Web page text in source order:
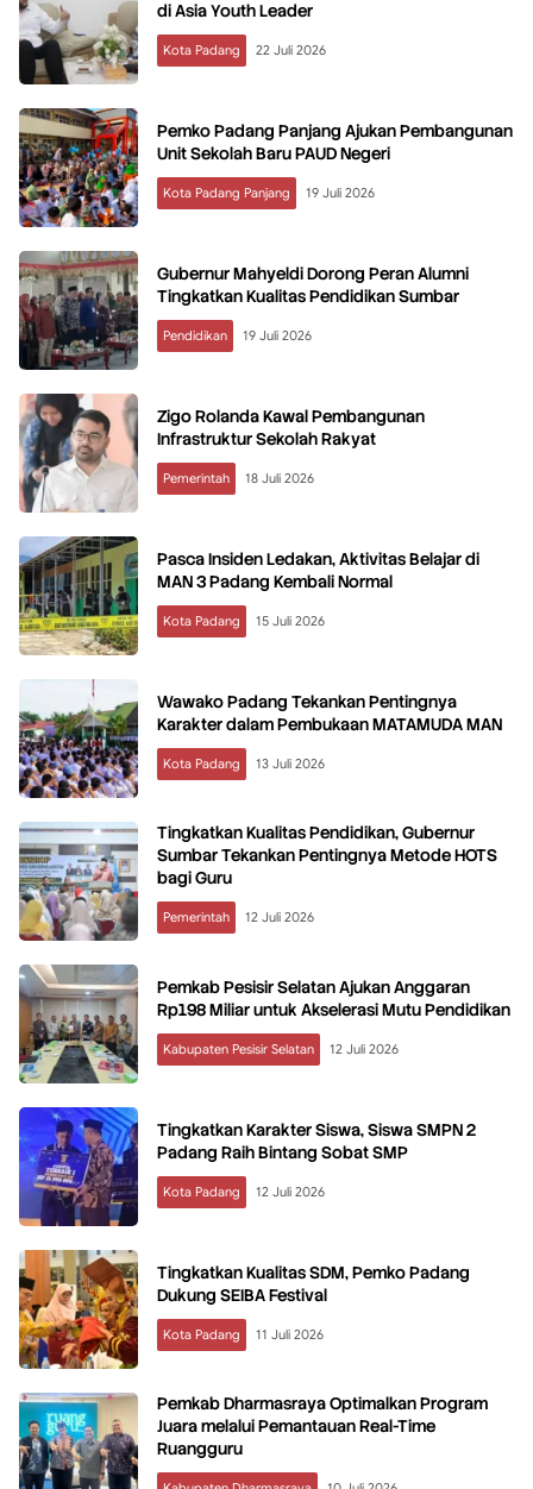
di Asia Youth Leader
Kota Padang 22 Juli 2026
Pemko Padang Panjang Ajukan Pembangunan
Unit Sekolah Baru PAUD Negeri
Kota Padang Panjang 19 Juli 2026
Gubernur Mahyeldi Dorong Peran Alumni
Tingkatkan Kualitas Pendidikan Sumbar
Pendidikan 19 Juli 2026
Zigo Rolanda Kawal Pembangunan
Infrastruktur Sekolah Rakyat
Pemerintah 18 Juli 2026
Pasca Insiden Ledakan, Aktivitas Belajar di
MAN 3 Padang Kembali Normal
Kota Padang 15 Juli 2026
Wawako Padang Tekankan Pentingnya
Karakter dalam Pembukaan MATAMUDA MAN
Kota Padang 13 Juli 2026
Tingkatkan Kualitas Pendidikan, Gubernur
Sumbar Tekankan Pentingnya Metode HOTS
bagi Guru
Pemerintah 12 Juli 2026
Pemkab Pesisir Selatan Ajukan Anggaran
Rp198 Miliar untuk Akselerasi Mutu Pendidikan
Kabupaten Pesisir Selatan 12 Juli 2026
Tingkatkan Karakter Siswa, Siswa SMPN 2
Padang Raih Bintang Sobat SMP
Kota Padang 12 Juli 2026
Tingkatkan Kualitas SDM, Pemko Padang
Dukung SEIBA Festival
Kota Padang 11 Juli 2026
Pemkab Dharmasraya Optimalkan Program
Juara melalui Pemantauan Real-Time
Ruangguru